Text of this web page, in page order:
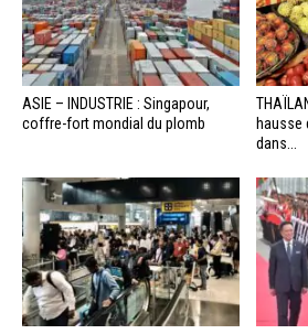
ASIE – INDUSTRIE : Singapour,
coffre-fort mondial du plomb
hausse
dans...